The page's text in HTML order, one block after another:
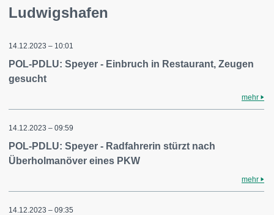
Ludwigshafen
14.12.2023 – 10:01
POL-PDLU: Speyer - Einbruch in Restaurant, Zeugen
gesucht
mehr
14.12.2023 – 09:59
POL-PDLU: Speyer - Radfahrerin stürzt nach
Überholmanöver eines PKW
mehr
14.12.2023 – 09:35